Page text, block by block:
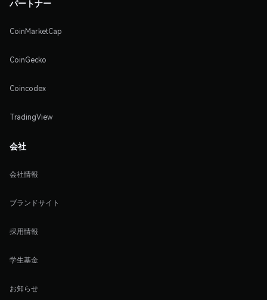
パートナー
CoinMarketCap
CoinGecko
Coincodex
TradingView
会社
会社情報
ブランドサイト
採用情報
学生基金
お知らせ